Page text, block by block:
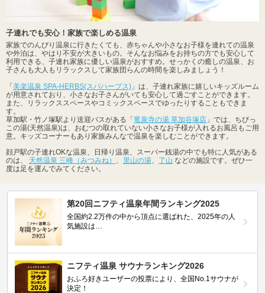
子連れでも安心！家族で楽しめる温泉
家族でのんびり温泉に行きたくても、赤ちゃんや小さなお子様を連れての温泉
や外泊は、やはり不安が大きいもの。そんなお悩みをお持ちの方でも安心して
利用できる、子連れ家族に優しい温泉がおすすめ。せっかくの癒しの温泉、お
子さんも大人もリラックスして家族団らんの時間を楽しみましょう！
「 美楽温泉 SPA-HERBS(スパハーブス) 」は、子連れ家族に嬉しいキッズルーム
が用意されており、小さなお子さんがいても安心して過ごすことができます。
また、リラックススペースやコミックスペースでゆったりすることもできま
す。
草加駅・竹ノ塚駅より送迎バスがある「 竜泉寺の湯 草加谷塚店 」では、ちびっ
この湯(天然温泉)は、おむつの取れていない小さなお子様が入れるお風呂もご用
意。キッズコーナーもあり家族みんなで温泉を楽しむことができます。
顔戸駅の子連れOKな温泉、日帰り温泉、スーパー銭湯の中でも特に人気がある
のは、 天然温泉 三峰（みつみね） 、 里山の湯、 了山 などの施設です。ぜひ一
度は足を運んでみてください。
第20回ニフティ温泉年間ランキング2025
全国約2.2万件の中から頂点に選ばれた、2025年の人
気施設は…
ニフティ温泉 サウナランキング2026
おふろ好きユーザーの投票により、全国No.1サウナが
決定！